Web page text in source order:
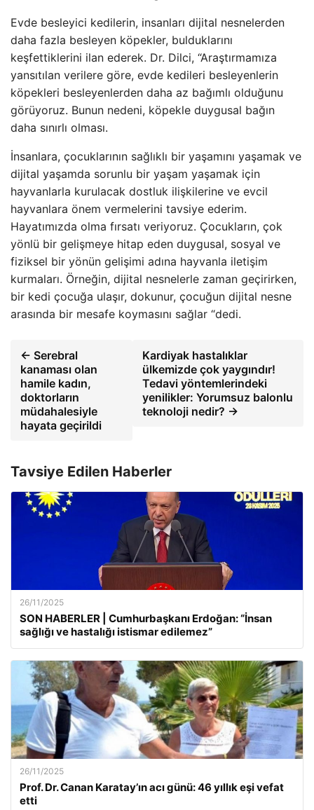
Evde besleyici kedilerin, insanları dijital nesnelerden
daha fazla besleyen köpekler, bulduklarını
keşfettiklerini ilan ederek. Dr. Dilci, “Araştırmamıza
yansıtılan verilere göre, evde kedileri besleyenlerin
köpekleri besleyenlerden daha az bağımlı olduğunu
görüyoruz. Bunun nedeni, köpekle duygusal bağın
daha sınırlı olması.
İnsanlara, çocuklarının sağlıklı bir yaşamını yaşamak ve
dijital yaşamda sorunlu bir yaşam yaşamak için
hayvanlarla kurulacak dostluk ilişkilerine ve evcil
hayvanlara önem vermelerini tavsiye ederim.
Hayatımızda olma fırsatı veriyoruz. Çocukların, çok
yönlü bir gelişmeye hitap eden duygusal, sosyal ve
fiziksel bir yönün gelişimi adına hayvanla iletişim
kurmaları. Örneğin, dijital nesnelerle zaman geçirirken,
bir kedi çocuğa ulaşır, dokunur, çocuğun dijital nesne
arasında bir mesafe koymasını sağlar “dedi.
← Serebral
kanaması olan
hamile kadın,
doktorların
müdahalesiyle
hayata geçirildi
Kardiyak hastalıklar
ülkemizde çok yaygındır!
Tedavi yöntemlerindeki
yenilikler: Yorumsuz balonlu
teknoloji nedir? →
Tavsiye Edilen Haberler
26/11/2025
SON HABERLER | Cumhurbaşkanı Erdoğan: “İnsan
sağlığı ve hastalığı istismar edilemez”
26/11/2025
Prof. Dr. Canan Karatay’ın acı günü: 46 yıllık eşi vefat
etti